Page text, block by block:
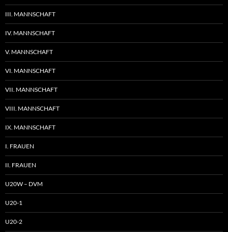
III. MANNSCHAFT
IV. MANNSCHAFT
V. MANNSCHAFT
VI. MANNSCHAFT
VII. MANNSCHAFT
VIII. MANNSCHAFT
IX. MANNSCHAFT
I. FRAUEN
II. FRAUEN
U20W – DVM
U20-1
U20-2